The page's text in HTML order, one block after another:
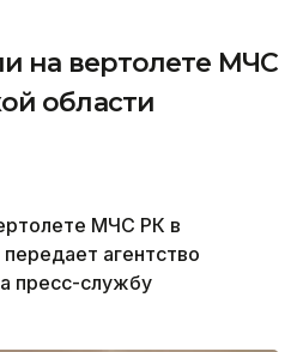
на вертолете МЧС
области
МЧС РК в
агентство
пресс-службу